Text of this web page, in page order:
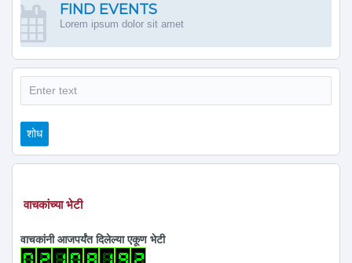
FIND EVENTS
Lorem ipsum dolor sit amet
शोध
शोध
वाचकांच्या भेटी
वाचकांनी आजपर्यंत दिलेल्या एकूण भेटी